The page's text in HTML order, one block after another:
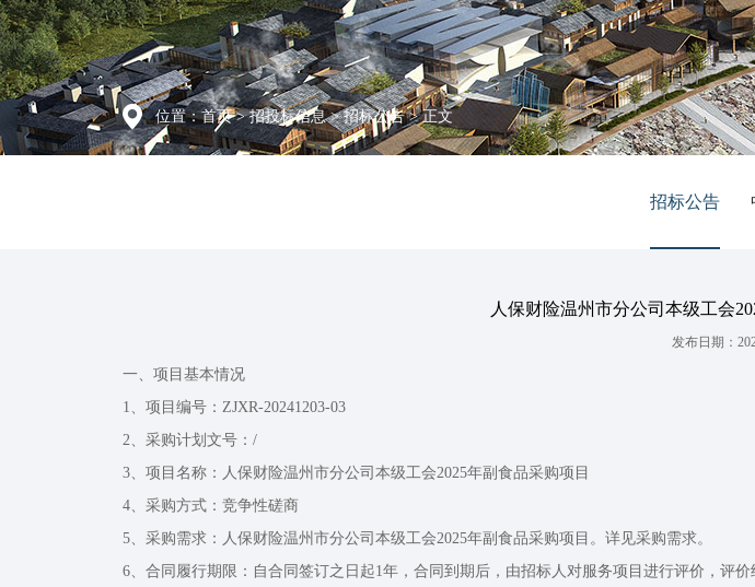
位置：首页>招投标信息>招标公告> 正文
招标公告
人保财险温州市分公司本级工会
发布日期：
一、项目基本情况
1、项目编号：ZJXR-20241203-03
2、采购计划文号：/
3、项目名称：人保财险温州市分公司本级工会2025年副食品采购项目
4、采购方式：竞争性磋商
5、采购需求：人保财险温州市分公司本级工会2025年副食品采购项目。详见采购需求。
6、合同履行期限：自合同签订之日起1年，合同到期后，由招标人对服务项目进行评价，评